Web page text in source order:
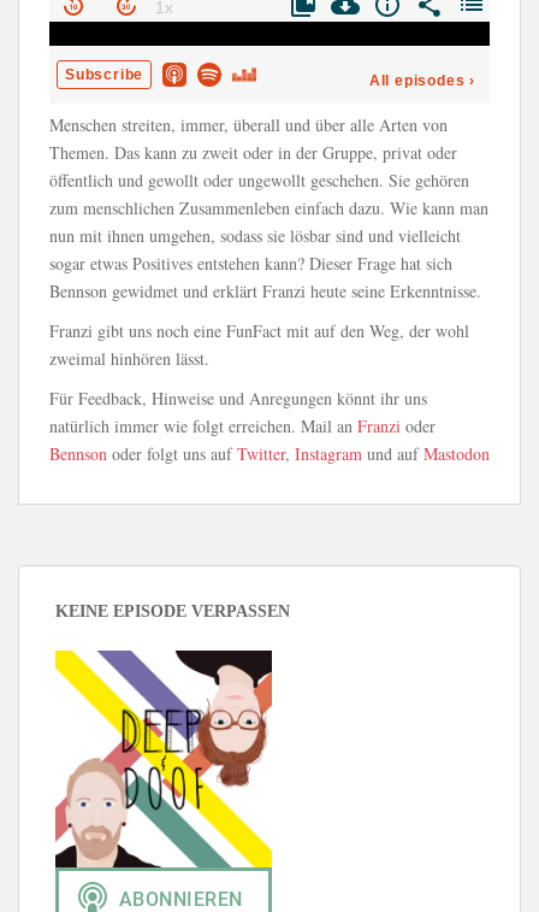
Menschen streiten, immer, überall und über alle Arten von
Themen. Das kann zu zweit oder in der Gruppe, privat oder
öffentlich und gewollt oder ungewollt geschehen. Sie gehören
zum menschlichen Zusammenleben einfach dazu. Wie kann man
nun mit ihnen umgehen, sodass sie lösbar sind und vielleicht
sogar etwas Positives entstehen kann? Dieser Frage hat sich
Bennson gewidmet und erklärt Franzi heute seine Erkenntnisse.
Franzi gibt uns noch eine FunFact mit auf den Weg, der wohl
zweimal hinhören lässt.
Für Feedback, Hinweise und Anregungen könnt ihr uns
natürlich immer wie folgt erreichen. Mail an Franzi oder
Bennson oder folgt uns aufTwitter, Instagram und aufMastodon
KEINE EPISODE VERPASSEN